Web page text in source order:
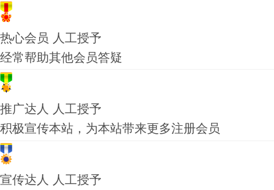
热心会员 人工授予
经常帮助其他会员答疑
推广达人
人工授予
积极宣传本站，为本站带来更多注册会员
宣传达人
人工授予